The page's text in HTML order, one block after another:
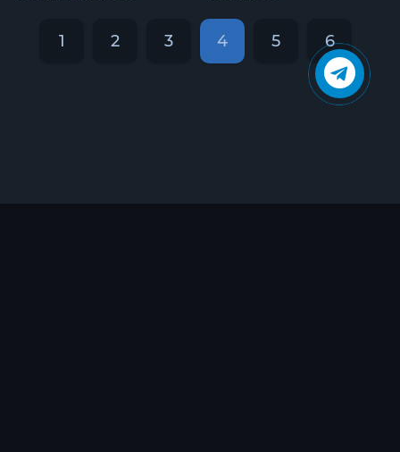
1 2 3 4 5 6